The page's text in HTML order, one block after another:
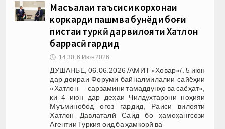
Масъалаи таъсиси корхонаи
коркарди пашм ва бунёди боғи
пистаи туркӣ дар вилояти Хатлон
баррасӣ гардид
🕔 14:30, 6.Июн 2026
ДУШАНБЕ, 06.06.2026 /АМИТ «Ховар»/. 5 июн
дар доираи Форуми байналмилалии сайёҳии
«Хатлон — сарзамини тамаддунҳо ва саёҳат»,
ки 4 июн дар деҳаи Чилдухтарони ноҳияи
Муъминобод оғоз гардид, Раиси вилояти
Хатлон Давлаталӣ Саид бо ҳамоҳангсози
Агентии Туркия оид ба ҳамкорӣ ва